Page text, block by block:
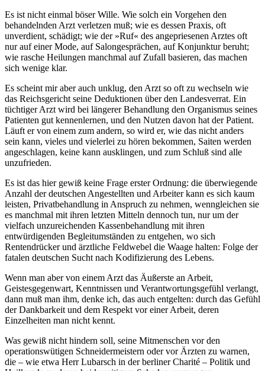
Es ist nicht einmal böser Wille. Wie solch ein Vorgehen den
behandelnden Arzt verletzen muß; wie es dessen Praxis, oft
unverdient, schädigt; wie der »Ruf« des angepriesenen Arztes oft
nur auf einer Mode, auf Salongesprächen, auf Konjunktur beruht;
wie rasche Heilungen manchmal auf Zufall basieren, das machen
sich wenige klar.
Es scheint mir aber auch unklug, den Arzt so oft zu wechseln wie
das Reichsgericht seine Deduktionen über den Landesverrat. Ein
tüchtiger Arzt wird bei längerer Behandlung den Organismus seines
Patienten gut kennenlernen, und den Nutzen davon hat der Patient.
Läuft er von einem zum andern, so wird er, wie das nicht anders
sein kann, vieles und vielerlei zu hören bekommen, Saiten werden
angeschlagen, keine kann ausklingen, und zum Schluß sind alle
unzufrieden.
Es ist das hier gewiß keine Frage erster Ordnung: die überwiegende
Anzahl der deutschen Angestellten und Arbeiter kann es sich kaum
leisten, Privatbehandlung in Anspruch zu nehmen, wenngleichen sie
es manchmal mit ihren letzten Mitteln dennoch tun, nur um der
vielfach unzureichenden Kassenbehandlung mit ihren
entwürdigenden Begleitumständen zu entgehen, wo sich
Rentendrücker und ärztliche Feldwebel die Waage halten: Folge der
fatalen deutschen Sucht nach Kodifizierung des Lebens.
Wenn man aber von einem Arzt das Äußerste an Arbeit,
Geistesgegenwart, Kenntnissen und Verantwortungsgefühl verlangt,
dann muß man ihm, denke ich, das auch entgelten: durch das Gefühl
der Dankbarkeit und dem Respekt vor einer Arbeit, deren
Einzelheiten man nicht kennt.
Was gewiß nicht hindern soll, seine Mitmenschen vor den
operationswütigen Schneidermeistern oder vor Ärzten zu warnen,
die – wie etwa Herr Lubarsch in der berliner Charité – Politik und